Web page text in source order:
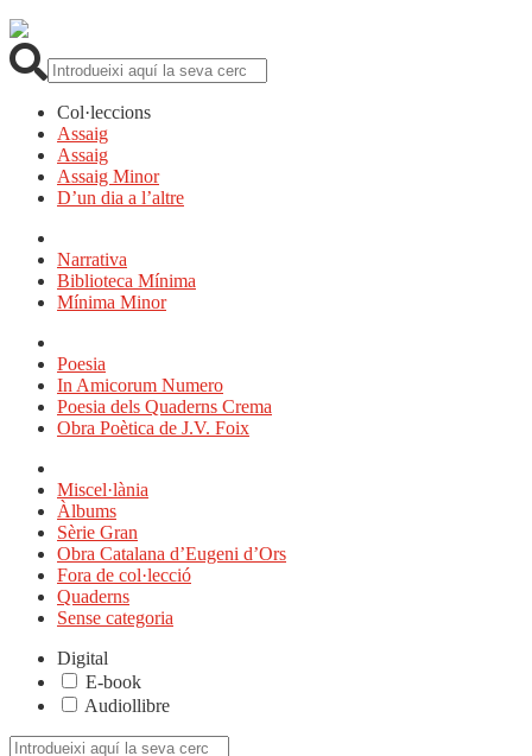
Col·leccions
Assaig
Assaig
Assaig Minor
D’un dia a l’altre
Narrativa
Biblioteca Mínima
Mínima Minor
Poesia
In Amicorum Numero
Poesia dels Quaderns Crema
Obra Poètica de J.V. Foix
Miscel·lània
Àlbums
Sèrie Gran
Obra Catalana d’Eugeni d’Ors
Fora de col·lecció
Quaderns
Sense categoria
Digital
E-book
Audiollibre
Cerca: